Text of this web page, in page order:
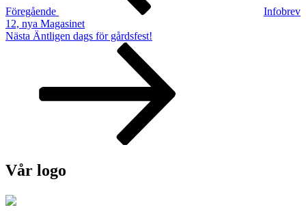
Föregående
Infobrev
12, nya Magasinet
Nästa
Nästa Äntligen dags för gårdsfest!
Vår logo